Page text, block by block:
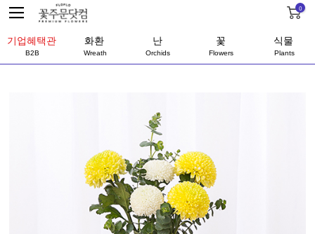
0
기업혜택관
B2B
화환
Wreath
난
Orchids
꽃
Flowers
식물
Plants